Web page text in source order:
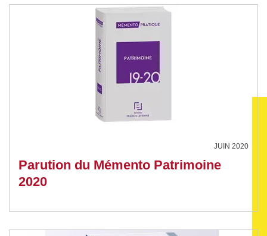
JUIN 2020
Parution du Mémento Patrimoine
2020